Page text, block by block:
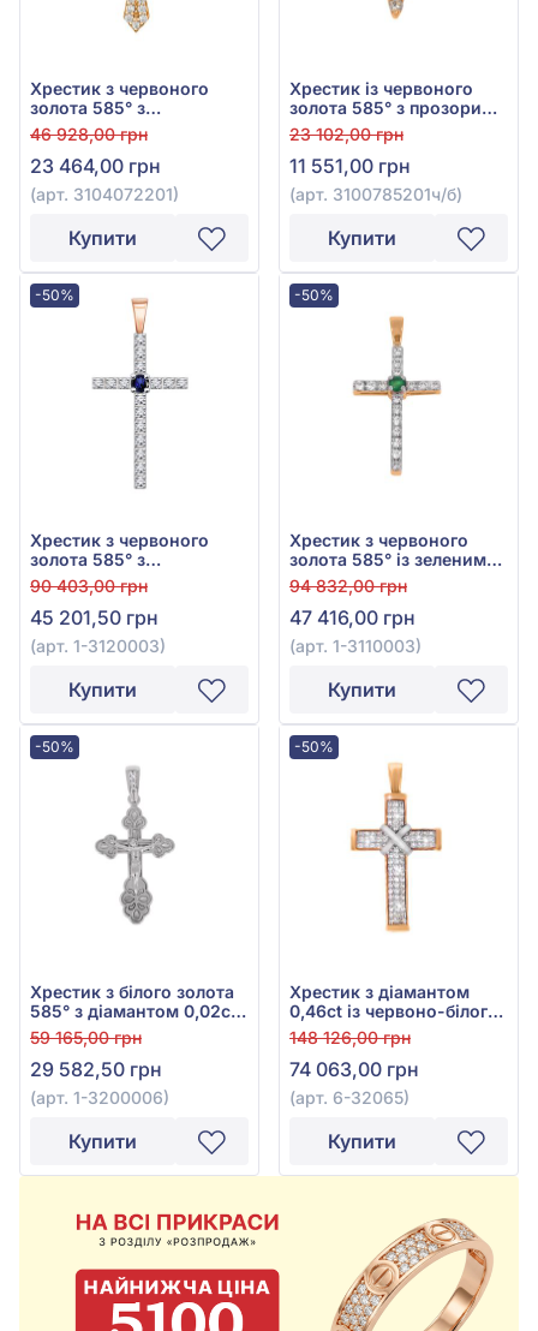
Хрестик з червоного
золота 585° з
діамантами 0,23ct, арт.
3104072201
46 928,00 грн
23 464,00 грн
(арт. 3104072201)
Купити
Хрестик із червоного
золота 585° з прозорим
діамантом 0,07ct та
чорним діамантом
0,09ct, арт. 3100785201ч/
б
23 102,00 грн
11 551,00 грн
(арт. 3100785201ч/б)
Купити
-50%
Хрестик з червоного
золота 585° з
діамантами 0,35ct та
синім сапфіром 0,13ct,
арт. 1-3120003
90 403,00 грн
45 201,50 грн
(арт. 1-3120003)
Купити
-50%
Хрестик з червоного
золота 585° із зеленим
смарагдом 0,1ct та
діамантами 0,38ct, арт.
1-3110003
94 832,00 грн
47 416,00 грн
(арт. 1-3110003)
Купити
-50%
Хрестик з білого золота
585° з діамантом 0,02ct,
арт. 1-3200006
59 165,00 грн
29 582,50 грн
(арт. 1-3200006)
Купити
-50%
Хрестик з діамантом
0,46ct із червоно-білого
золота 585°, арт. 6-
32065
148 126,00 грн
74 063,00 грн
(арт. 6-32065)
Купити